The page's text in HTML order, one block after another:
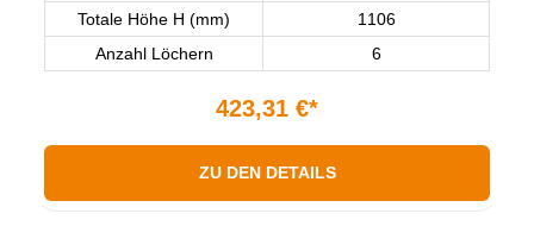
Totale Höhe H (mm)
1106
Anzahl Löchern
6
423,31 €*
ZU DEN DETAILS